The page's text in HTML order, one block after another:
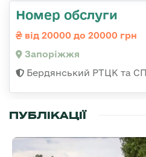
Номер обслуги
від 20000 до 20000 грн
Запоріжжя
Бердянський РТЦК та СП
ПУБЛІКАЦІЇ